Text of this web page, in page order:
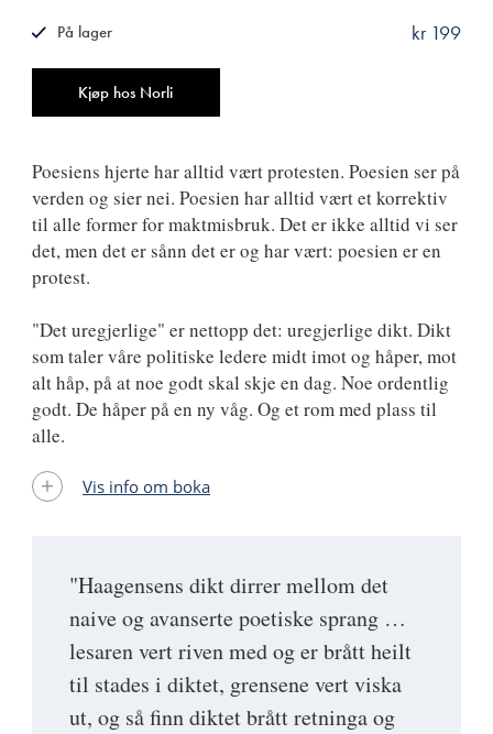
Kjøp hos Norli
kr 199
På lager
"Haagensens dikt dirrer mellom det
naive og avanserte poetiske sprang …
lesaren vert riven med og er brått heilt
til stades i diktet, grensene vert viska
ut, og så finn diktet brått retninga og
Poesiens hjerte har alltid vært protesten. Poesien ser på
verden og sier nei. Poesien har alltid vært et korrektiv
til alle former for maktmisbruk. Det er ikke alltid vi ser
det, men det er sånn det er og har vært: poesien er en
protest.
"Det uregjerlige" er nettopp det: uregjerlige dikt. Dikt
som taler våre politiske ledere midt imot og håper, mot
alt håp, på at noe godt skal skje en dag. Noe ordentlig
godt. De håper på en ny våg. Og et rom med plass til
alle.
Vis info om boka